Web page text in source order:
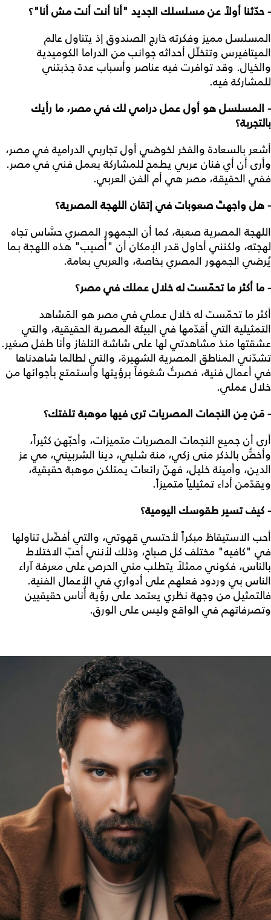
- حدّثنا أولاً عن مسلسلك الجديد "أنا أنت أنت مش أنا"؟
المسلسل مميز وفكرته خارج الصندوق إذ يتناول عالم
الميتافيرس وتتخلّل أحداثه جوانب من الدراما الكوميدية
والخيال. وقد توافرت فيه عناصر وأسباب عدة جذبتني
للمشاركة فيه.
- المسلسل هو أول عمل درامي لك في مصر، ما رأيك
بالتجربة؟
أشعر بالسعادة والفخر لخوضي أول تجاربي الدرامية في مصر،
وأرى أن أي فنان عربي يطمح للمشاركة بعمل فني في مصر.
ففي الحقيقة، مصر هي أم الفن العربي.
- هل واجهتَ صعوبات في إتقان اللهجة المصرية؟
اللهجة المصرية صعبة، كما أن الجمهور المصري حسَّاس تجاه
لهجته، ولكنني أحاول قدر الإمكان أن "أُصيب" هذه اللهجة بما
يُرضي الجمهور المصري بخاصة، والعربي بعامة.
- ما أكثر ما تحمّست له خلال عملك في مصر؟
أكثر ما تحمّست له خلال عملي في مصر هو المَشاهد
التمثيلية التي أقدّمها في البيئة المصرية الحقيقية، والتي
عشقتها منذ مشاهدتي لها على شاشة التلفاز وأنا طفل صغير.
تشدّني المناطق المصرية الشهيرة، والتي لطالما شاهدناها
في أعمال فنية، فصرتُ شغوفاً برؤيتها وأستمتع بأجوائها من
خلال عملي.
- مَن مِن النجمات المصريات ترى فيها موهبة تلفتك؟
أرى أن جميع النجمات المصريات متميزات، وأحبّهن كثيراً،
وأخصُّ بالذكر منى زكي، منة شلبي، دينا الشربيني، مي عز
الدين، وأمينة خليل، فهنّ رائعات يمتلكن موهبة حقيقية،
ويقدّمن أداء تمثيلياً متميزاً.
- كيف تسير طقوسك اليومية؟
أحب الاستيقاظ مبكراً لأحتسي قهوتي، والتي أفضّل تناولها
في "كافيه" مختلف كل صباح، وذلك لأنني أحبّ الاختلاط
بالناس، فكوني ممثلاً يتطلب مني الحرص على معرفة آراء
الناس بي وردود فعلهم على أدواري في الأعمال الفنية.
فالتمثيل من وجهة نظري يعتمد على رؤية أُناس حقيقيين
وتصرفاتهم في الواقع وليس على الورق.